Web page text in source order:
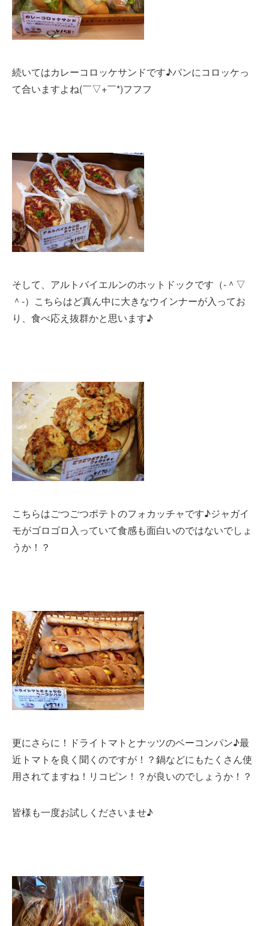
続いてはカレーコロッケサンドです♪パンにコロッケっ
て合いますよね(￣▽+￣*)フフフ
そして、アルトバイエルンのホットドックです（‐＾▽
＾‐）こちらはど真ん中に大きなウインナーが入ってお
り、食べ応え抜群かと思います♪
こちらはごつごつポテトのフォカッチャです♪ジャガイ
モがゴロゴロ入っていて食感も面白いのではないでしょ
うか！？
更にさらに！ドライトマトとナッツのベーコンパン♪最
近トマトを良く聞くのですが！？鍋などにもたくさん使
用されてますね！リコピン！？が良いのでしょうか！？
皆様も一度お試しくださいませ♪